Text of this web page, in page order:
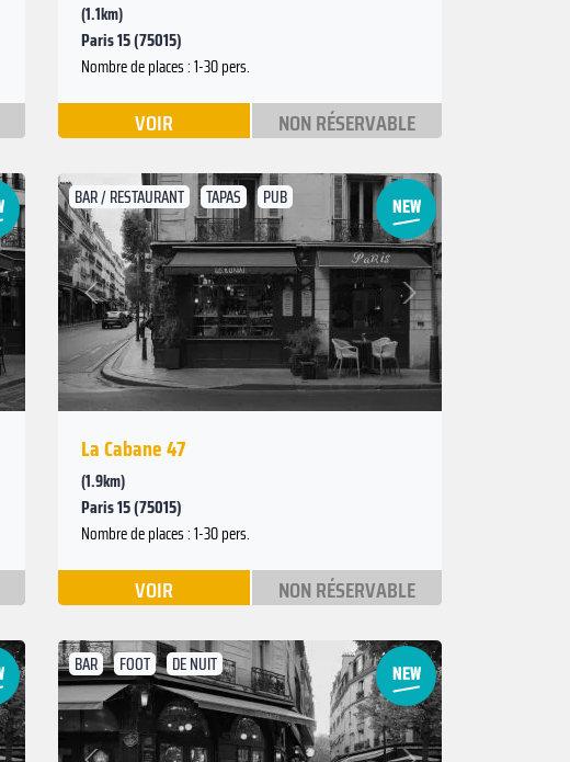
(1.1km)
Paris 15 (75015)
Nombre de places : 1-30 pers.
VOIR NON RÉSERVABLE
BAR / RESTAURANT TAPAS PUB
Précédent
Suivant
La Cabane 47
(1.9km)
Paris 15 (75015)
Nombre de places : 1-30 pers.
VOIR NON RÉSERVABLE
BAR FOOT DE NUIT
Suivant